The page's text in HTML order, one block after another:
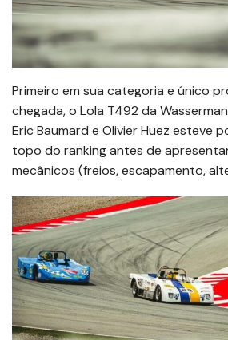
Primeiro em sua categoria e único
chegada, o Lola T492 da
Eric Baumard e Olivier Huez esteve
topo do ranking antes de
mecânicos (freios, escapamento,